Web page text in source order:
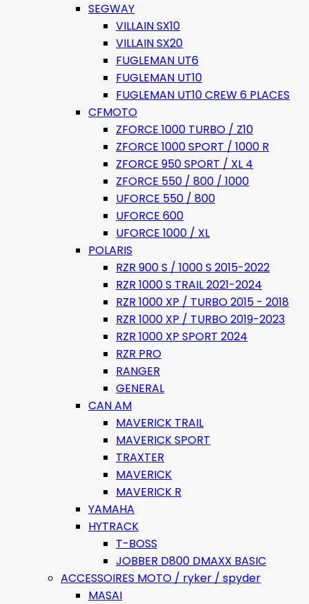
SEGWAY
VILLAIN SX10
VILLAIN SX20
FUGLEMAN UT6
FUGLEMAN UT10
FUGLEMAN UT10 CREW 6 PLACES
CFMOTO
ZFORCE 1000 TURBO / Z10
ZFORCE 1000 SPORT / 1000 R
ZFORCE 950 SPORT / XL 4
ZFORCE 550 / 800 / 1000
UFORCE 550 / 800
UFORCE 600
UFORCE 1000 / XL
POLARIS
RZR 900 S / 1000 S 2015-2022
RZR 1000 S TRAIL 2021-2024
RZR 1000 XP / TURBO 2015 - 2018
RZR 1000 XP / TURBO 2019-2023
RZR 1000 XP SPORT 2024
RZR PRO
RANGER
GENERAL
CAN AM
MAVERICK TRAIL
MAVERICK SPORT
TRAXTER
MAVERICK
MAVERICK R
YAMAHA
HYTRACK
T-BOSS
JOBBER D800 DMAXX BASIC
ACCESSOIRES MOTO / ryker / spyder
MASAI